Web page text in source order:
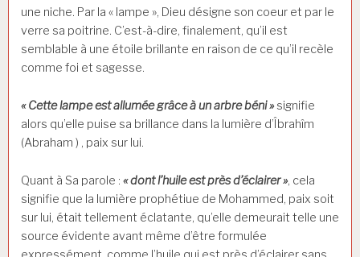
une niche. Par la « lampe », Dieu désigne son coeur et par le
verre sa poitrine. C’est-à-dire, finalement, qu’il est
semblable à une étoile brillante en raison de ce qu’il recèle
comme foi et sagesse.
« Cette lampe est allumée grâce à un arbre béni » signifie
alors qu’elle puise sa brillance dans la lumière d’Îbrahîm
(Abraham ) , paix sur lui.
Quant à Sa parole : « dont l’huile est près d’éclairer », cela
signifie que la lumière prophétiue de Mohammed, paix soit
sur lui, était tellement éclatante, qu’elle demeurait telle une
source évidente avant même d’être formulée